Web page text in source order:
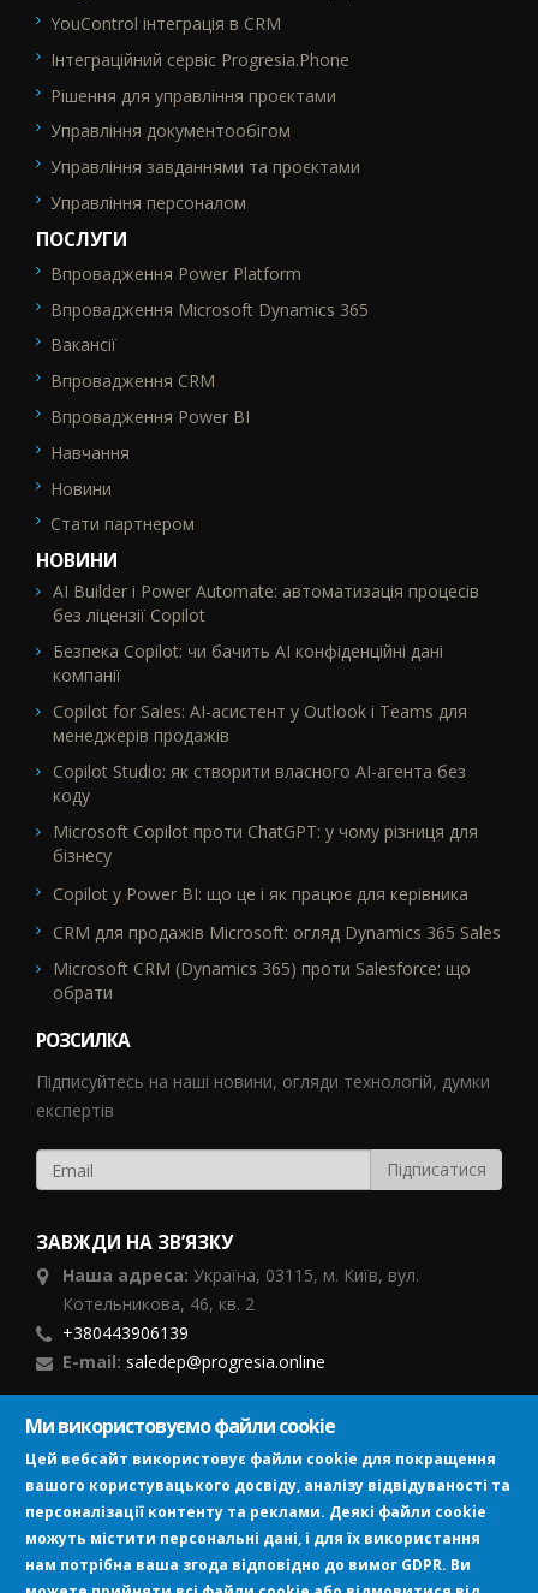
YouControl інтеграція в CRM
Інтеграційний сервіс Progresia.Phone
Рішення для управління проєктами
Управління документообігом
Управління завданнями та проєктами
Управління персоналом
ПОСЛУГИ
SEO_FTR2
Впровадження Power Platform
Впровадження Microsoft Dynamics 365
Вакансії
Впровадження CRM
Впровадження Power BI
Навчання
Новини
Стати партнером
НОВИНИ
AI Builder і Power Automate: автоматизація процесів
без ліцензії Copilot
Безпека Copilot: чи бачить AI конфіденційні дані
компанії
Copilot for Sales: AI-асистент у Outlook і Teams для
менеджерів продажів
Copilot Studio: як створити власного AI-агента без
коду
Microsoft Copilot проти ChatGPT: у чому різниця для
бізнесу
Copilot у Power BI: що це і як працює для керівника
CRM для продажів Microsoft: огляд Dynamics 365 Sales
Microsoft CRM (Dynamics 365) проти Salesforce: що
обрати
РОЗСИЛКА
Підписуйтесь на наші новини, огляди технологій, думки
експертів
ЗАВЖДИ НА ЗВ’ЯЗКУ
Наша адреса: Україна, 03115, м. Київ, вул.
Котельникова, 46, кв. 2
+380443906139
E-mail: saledep@progresia.online
ПІДПИСУЙСЯ
Ми використовуємо файли cookie
Цей вебсайт використовує файли cookie для покращення
вашого користувацького досвіду, аналізу відвідуваності та
персоналізації контенту та реклами. Деякі файли cookie
можуть містити персональні дані, і для їх використання
нам потрібна ваша згода відповідно до вимог GDPR. Ви